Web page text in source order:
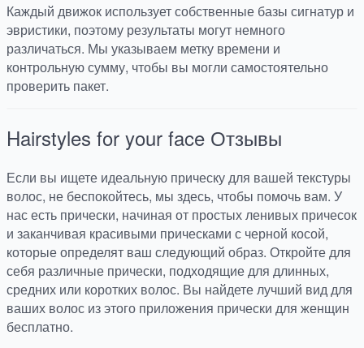
Каждый движок использует собственные базы сигнатур и
эвристики, поэтому результаты могут немного
различаться. Мы указываем метку времени и
контрольную сумму, чтобы вы могли самостоятельно
проверить пакет.
Hairstyles for your face Отзывы
Если вы ищете идеальную прическу для вашей текстуры
волос, не беспокойтесь, мы здесь, чтобы помочь вам. У
нас есть прически, начиная от простых ленивых причесок
и заканчивая красивыми прическами с черной косой,
которые определят ваш следующий образ. Откройте для
себя различные прически, подходящие для длинных,
средних или коротких волос. Вы найдете лучший вид для
ваших волос из этого приложения прически для женщин
бесплатно.